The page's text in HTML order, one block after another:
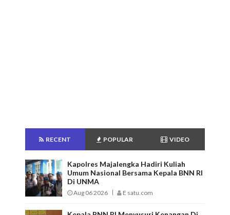
RECENT POPULAR VIDEO
Kapolres Majalengka Hadiri Kuliah
Umum Nasional Bersama Kepala BNN RI
Di UNMA
Aug 06 2026 E satu.com